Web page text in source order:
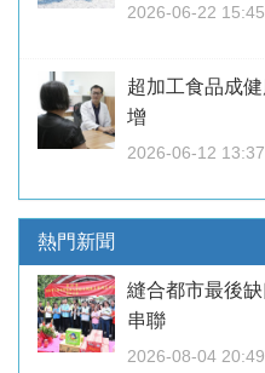
2026-06-22 15:45
超加工食品成
增
2026-06-12 13:37
熱門新聞
縫合都市最後
串聯
2026-08-04 20:49